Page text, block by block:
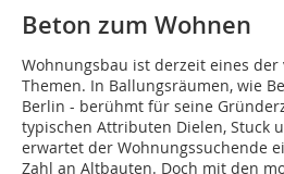
Beton zum Wohnen
Wohnungsbau ist derzeit eines
Themen. In Ballungsräumen, wie
Berlin - berühmt für seine
typischen Attributen Dielen, Stuck
erwartet der Wohnungssuchende
Zahl an Altbauten. Doch mit den